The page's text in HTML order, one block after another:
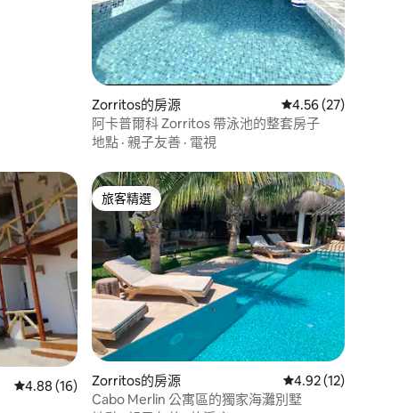
Zorritos的房源 從 27 則評價中獲得
4.56 (27)
阿卡普爾科 Zorritos 帶泳池的整套房子
地點 · 親子友善 · 電視
分）
從 16 則評價中獲得 4.88 的平均評分（滿分 5 分）
4.88 (16)
旅客精選
旅客精選
Zorritos的房源 從 12 則評價中獲得
4.92 (12)
Cabo Merlin 公寓區的獨家海灘別墅